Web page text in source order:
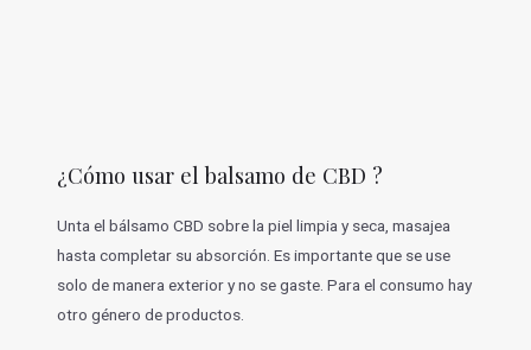
¿Cómo usar el balsamo de CBD ?
Unta el bálsamo CBD sobre la piel limpia y seca, masajea
hasta completar su absorción. Es importante que se use
solo de manera exterior y no se gaste. Para el consumo hay
otro género de productos.